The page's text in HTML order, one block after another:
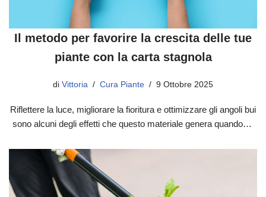
Il metodo per favorire la crescita delle tue
piante con la carta stagnola
di Vittoria Cura Piante 9 Ottobre 2025
Riflettere la luce, migliorare la fioritura e ottimizzare gli angoli bui
sono alcuni degli effetti che questo materiale genera quando…